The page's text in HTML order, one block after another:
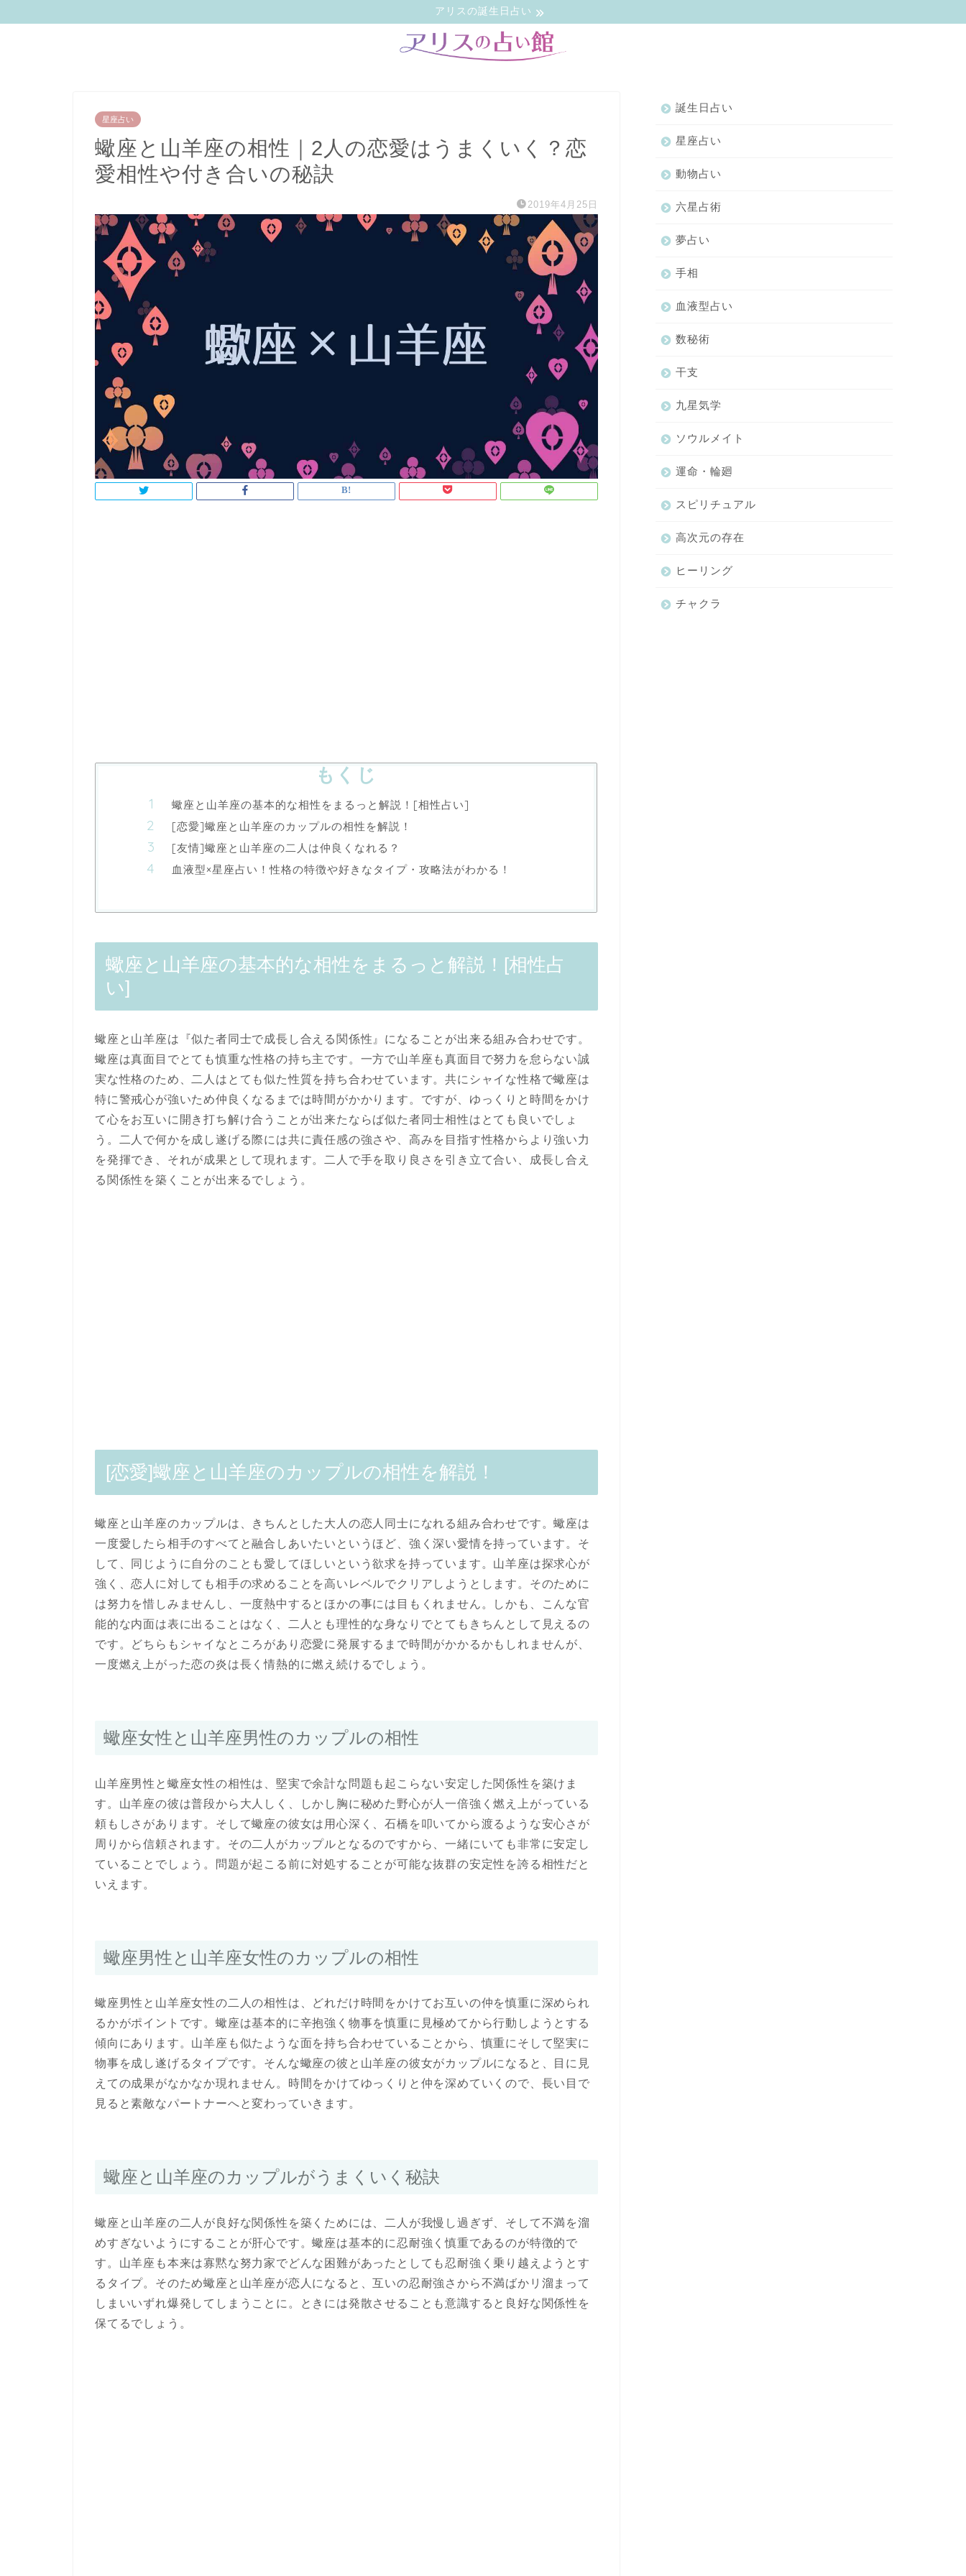
アリスの誕生日占い
星座占い
蠍座と山羊座の相性｜2人の恋愛はうまくいく？恋
愛相性や付き合いの秘訣
2019年4月25日
もくじ
蠍座と山羊座の基本的な相性をまるっと解説！[相性占い]
[恋愛]蠍座と山羊座のカップルの相性を解説！
[友情]蠍座と山羊座の二人は仲良くなれる？
血液型×星座占い！性格の特徴や好きなタイプ・攻略法がわかる！
蠍座と山羊座の基本的な相性をまるっと解説！[相性占
い]
蠍座と山羊座は『似た者同士で成長し合える関係性』になることが出来る組み合わせです。
蠍座は真面目でとても慎重な性格の持ち主です。一方で山羊座も真面目で努力を怠らない誠
実な性格のため、二人はとても似た性質を持ち合わせています。共にシャイな性格で蠍座は
特に警戒心が強いため仲良くなるまでは時間がかかります。ですが、ゆっくりと時間をかけ
て心をお互いに開き打ち解け合うことが出来たならば似た者同士相性はとても良いでしょ
う。二人で何かを成し遂げる際には共に責任感の強さや、高みを目指す性格からより強い力
を発揮でき、それが成果として現れます。二人で手を取り良さを引き立て合い、成長し合え
る関係性を築くことが出来るでしょう。
[恋愛]蠍座と山羊座のカップルの相性を解説！
蠍座と山羊座のカップルは、きちんとした大人の恋人同士になれる組み合わせです。蠍座は
一度愛したら相手のすべてと融合しあいたいというほど、強く深い愛情を持っています。そ
して、同じように自分のことも愛してほしいという欲求を持っています。山羊座は探求心が
強く、恋人に対しても相手の求めることを高いレベルでクリアしようとします。そのために
は努力を惜しみませんし、一度熱中するとほかの事には目もくれません。しかも、こんな官
能的な内面は表に出ることはなく、二人とも理性的な身なりでとてもきちんとして見えるの
です。どちらもシャイなところがあり恋愛に発展するまで時間がかかるかもしれませんが、
一度燃え上がった恋の炎は長く情熱的に燃え続けるでしょう。
蠍座女性と山羊座男性のカップルの相性
山羊座男性と蠍座女性の相性は、堅実で余計な問題も起こらない安定した関係性を築けま
す。山羊座の彼は普段から大人しく、しかし胸に秘めた野心が人一倍強く燃え上がっている
頼もしさがあります。そして蠍座の彼女は用心深く、石橋を叩いてから渡るような安心さが
周りから信頼されます。その二人がカップルとなるのですから、一緒にいても非常に安定し
ていることでしょう。問題が起こる前に対処することが可能な抜群の安定性を誇る相性だと
いえます。
蠍座男性と山羊座女性のカップルの相性
蠍座男性と山羊座女性の二人の相性は、どれだけ時間をかけてお互いの仲を慎重に深められ
るかがポイントです。蠍座は基本的に辛抱強く物事を慎重に見極めてから行動しようとする
傾向にあります。山羊座も似たような面を持ち合わせていることから、慎重にそして堅実に
物事を成し遂げるタイプです。そんな蠍座の彼と山羊座の彼女がカップルになると、目に見
えての成果がなかなか現れません。時間をかけてゆっくりと仲を深めていくので、長い目で
見ると素敵なパートナーへと変わっていきます。
蠍座と山羊座のカップルがうまくいく秘訣
蠍座と山羊座の二人が良好な関係性を築くためには、二人が我慢し過ぎず、そして不満を溜
めすぎないようにすることが肝心です。蠍座は基本的に忍耐強く慎重であるのが特徴的で
す。山羊座も本来は寡黙な努力家でどんな困難があったとしても忍耐強く乗り越えようとす
るタイプ。そのため蠍座と山羊座が恋人になると、互いの忍耐強さから不満ばかリ溜まって
しまいいずれ爆発してしまうことに。ときには発散させることも意識すると良好な関係性を
保てるでしょう。
誕生日占い
星座占い
動物占い
六星占術
夢占い
手相
血液型占い
数秘術
干支
九星気学
ソウルメイト
運命・輪廻
スピリチュアル
高次元の存在
ヒーリング
チャクラ